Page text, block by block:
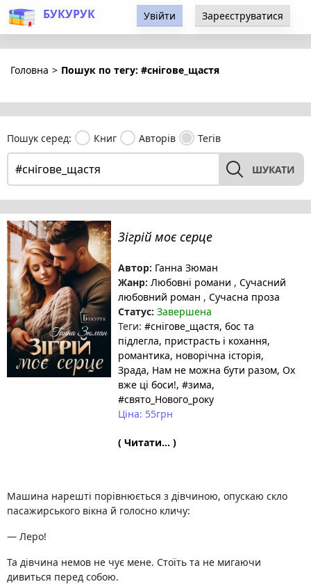
БУКУРУК Увійти Зареєструватися
Головна > Пошук по тегу: #снігове_щастя
Пошук серед: Книг Авторів Тегів
ШУКАТИ
Зігрій моє серце
Автор: Ганна Зюман
Жанр: Любовні романи , Сучасний
любовний роман , Сучасна проза
Статус: Завершена
Теги: #снігове_щастя, бос та
підлегла, пристрасть і кохання,
романтика, новорічна історія,
Зрада, Нам не можна бути разом, Ох
вже ці боси!, #зима,
#свято_Нового_року
Ціна: 55грн
( Читати... )
Машина нарешті порівнюється з дівчиною, опускаю скло
пасажирського вікна й голосно кличу:
— Леро!
Та дівчина немов не чує мене. Стоїть та не мигаючи
дивиться перед собою.